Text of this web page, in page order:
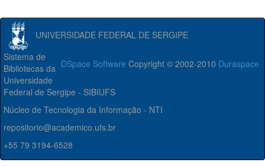
UNIVERSIDADE FEDERAL DE SERGIPE
DSpace Software Copyright © 2002-2010 Duraspace
Sistema de
Bibliotecas da
Universidade
Federal de Sergipe - SIBIUFS
Núcleo de Tecnologia da Informação - NTI
repositorio@academico.ufs.br
+55 79 3194-6528